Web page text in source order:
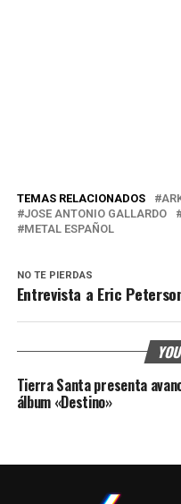
TEMAS RELACIONADOS
JOSE ANTONIO GALLARDO
METAL ESPAÑOL
NO TE PIERDAS
Entrevista a Eric
Tierra Santa presenta
álbum «Destino»